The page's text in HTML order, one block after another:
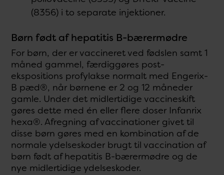
(8356) i to separate injektioner.
Børn født af hepatitis B-bærermødre
For børn, der er vaccineret ved fødslen samt 1
måned gammel, færdiggøres post-
ekspositions profylakse normalt med Engerix-
B pæd®, når børnene er 2 og 12 måneder
gamle. Under det midlertidige vaccineskift
gøres dette med én eller flere doser Infanrix
hexa®. Afregning af vaccinationer givet til
disse børn gøres med en kombination af de
normale ydelseskoder brugt til vaccination af
børn født af hepatitis B-bærermødre og de
nye midlertidige ydelseskoder.